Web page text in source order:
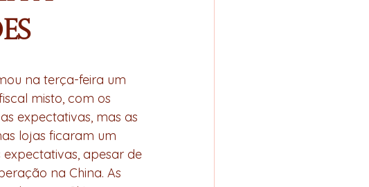
na terça-feira um
misto, com os
expectativas, mas as
lojas ficaram um
apesar de
na China. As